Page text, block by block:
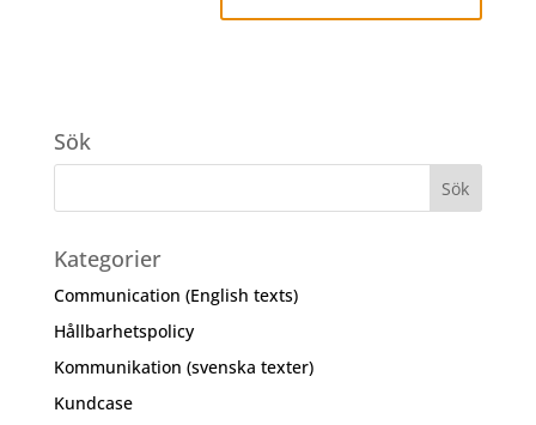
Sök
Kategorier
Communication (English texts)
Hållbarhetspolicy
Kommunikation (svenska texter)
Kundcase